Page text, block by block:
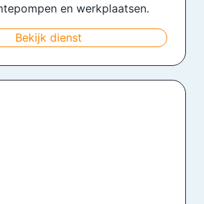
en werkplaatsen.
Bekijk dienst